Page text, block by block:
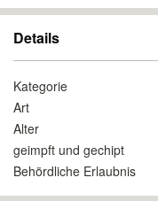
Details
Kategorie
Art
Alter
geimpft und gechipt
Behördliche Erlaubnis